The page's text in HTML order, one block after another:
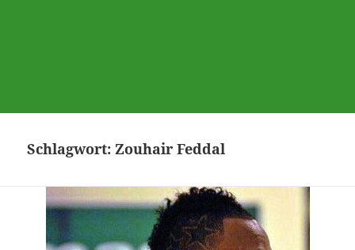
Schlagwort:Zouhair Feddal